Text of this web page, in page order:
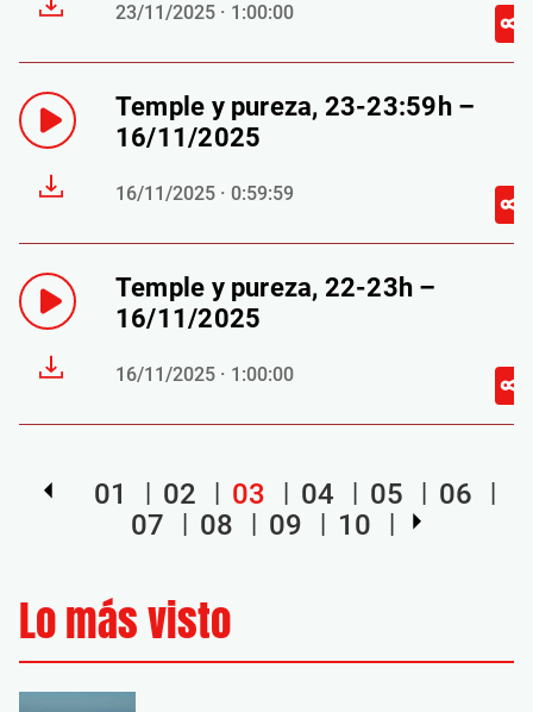
23/11/2025 · 1:00:00
Temple y pureza, 23-23:59h –
16/11/2025
16/11/2025 · 0:59:59
Temple y pureza, 22-23h –
16/11/2025
16/11/2025 · 1:00:00
01 02 03 04 05
06
07
08 09 10
Lo más visto